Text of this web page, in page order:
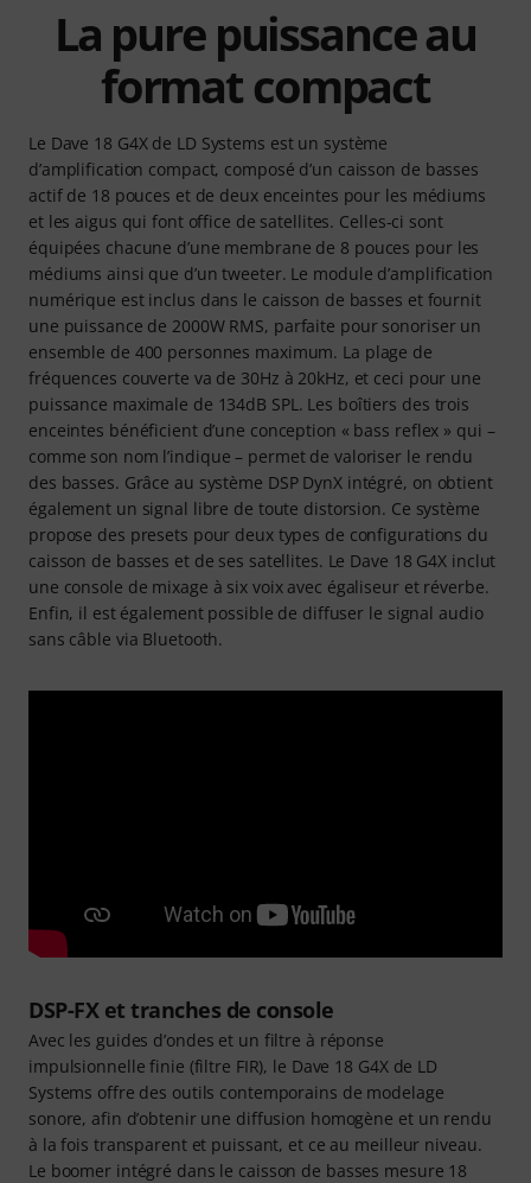
La pure puissance au
format compact
Le Dave 18 G4X de LD Systems est un système
d’amplification compact, composé d’un caisson de basses
actif de 18 pouces et de deux enceintes pour les médiums
et les aigus qui font office de satellites. Celles-ci sont
équipées chacune d’une membrane de 8 pouces pour les
médiums ainsi que d’un tweeter. Le module d’amplification
numérique est inclus dans le caisson de basses et fournit
une puissance de 2000W RMS, parfaite pour sonoriser un
ensemble de 400 personnes maximum. La plage de
fréquences couverte va de 30Hz à 20kHz, et ceci pour une
puissance maximale de 134dB SPL. Les boîtiers des trois
enceintes bénéficient d’une conception « bass reflex » qui –
comme son nom l’indique – permet de valoriser le rendu
des basses. Grâce au système DSP DynX intégré, on obtient
également un signal libre de toute distorsion. Ce système
propose des presets pour deux types de configurations du
caisson de basses et de ses satellites. Le Dave 18 G4X inclut
une console de mixage à six voix avec égaliseur et réverbe.
Enfin, il est également possible de diffuser le signal audio
sans câble via Bluetooth.
DSP-FX et tranches de console
Avec les guides d’ondes et un filtre à réponse
impulsionnelle finie (filtre FIR), le Dave 18 G4X de LD
Systems offre des outils contemporains de modelage
sonore, afin d’obtenir une diffusion homogène et un rendu
à la fois transparent et puissant, et ce au meilleur niveau.
Le boomer intégré dans le caisson de basses mesure 18